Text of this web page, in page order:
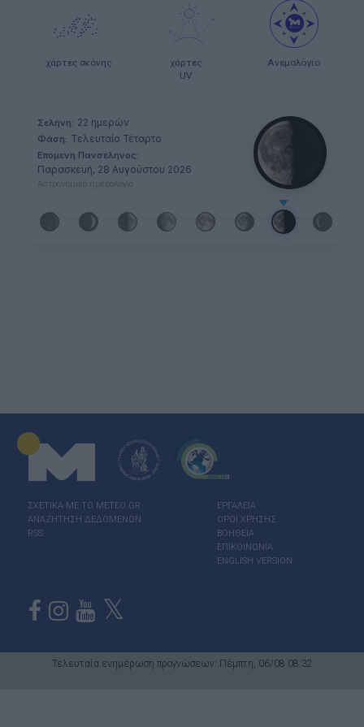
χάρτες σκόνης
χάρτες
UV
Ανεμολόγιο
Σελήνη: 22 ημερών
Φάση: Τελευταίο Τέταρτο
Επόμενη Πανσέληνος:
Παρασκευή, 28 Αυγούστου 2026
Αστρονομικό ημερολόγιο
ΣΧΕΤΙΚΑ ΜΕ ΤΟ ΜΕΤΕΟ.GR
ΑΝΑΖΗΤΗΣΗ ΔΕΔΟΜΕΝΩΝ
RSS
ΕΡΓΑΛΕΙΑ
ΟΡΟΙ ΧΡΗΣΗΣ
ΒΟΗΘΕΙΑ
ΕΠΙΚΟΙΝΩΝΙΑ
ENGLISH VERSION
Τελευταία ενημέρωση προγνώσεων: Πέμπτη, 06/08 08:32